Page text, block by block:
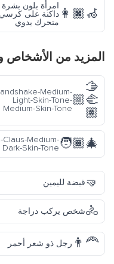
👩🏿‍🦽
امرأة بلون بشرة
داكنة على كرسي
متحرك يدوي
المزيد من الأشخاص
🫱
🏼‍🫲
🏽
Medium-
Light-Skin-Tone-
Medium-Skin-Tone
🧑🏾‍🎄
Claus-Medium-
Dark-Skin-Tone
🤜قبضة لليمين
🚴شخص يركب دراجة
👨‍🦰 رجل ذو شعر أحمر